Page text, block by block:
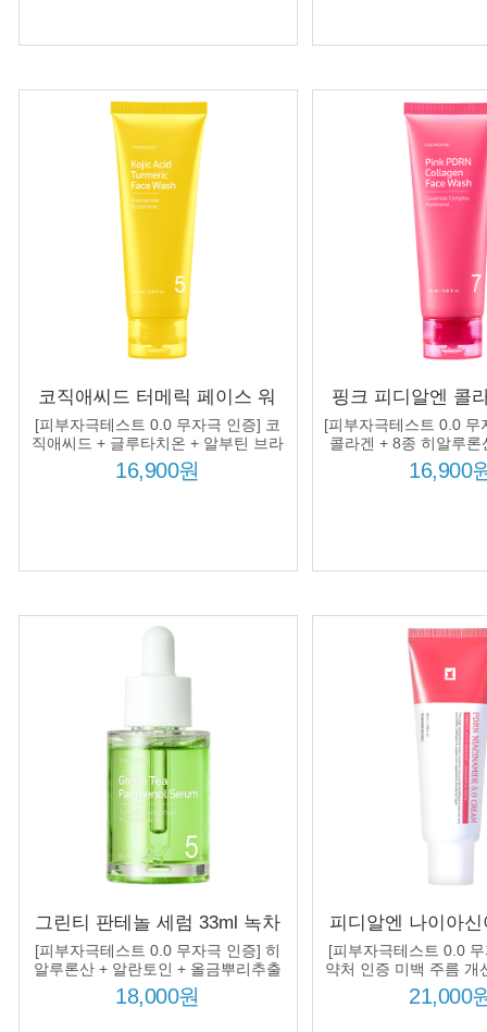
코직애씨드 터메릭 페이스 워
시 100ml 코직애씨드 1,000ppm
울금뿌리수 50,078ppm 모공 딥
클렌징 피부톤케어
[피부자극테스트 0.0 무자극 인증] 코
직애씨드 + 글루타치온 + 알부틴 브라
이트닝 처방!
16,900원
핑크 피디알엔 콜
워시 100ml 7종 콜
스 8종 히알루론산
징 탄력
[피부자극테스트 0.0 무
콜라겐 + 8종 히알루론
마이드 처
16,900
그린티 판테놀 세럼 33ml 녹차
수 60% 판테놀 50000ppm 울금
뿌리추출물 히알루론산 진정
보습 수분 장벽
[피부자극테스트 0.0 무자극 인증] 히
알루론산 + 알란토인 + 올금뿌리추출
물 추가 처방!
18,000원
피디알엔 나이아
크림 50ml 나이아
5% 연어 피디알엔
이즈드 콜라겐 미
[피부자극테스트 0.0
약처 인증 미백 주름 개
21,000